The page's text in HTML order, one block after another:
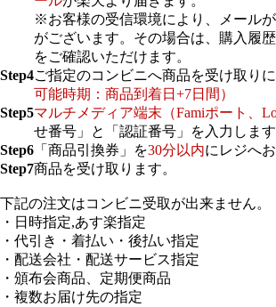
※お客様の受信環境により、メール
がございます。その場合は、購入履
をご確認いただけます。
Step4ご指定のコンビニへ商品を受け取りに
可能時期：商品到着日+7日間）
Step5マルチメディア端末（Famiポート、
せ番号」と「認証番号」を入力します
Step6 「商品引換券」を30分以内にレジへ
Step7商品を受け取ります。
下記の注文はコンビニ受取が出来ません。
・日時指定,あす楽指定
・代引き・着払い・後払い指定
・配送会社・配送サービス指定
・頒布会商品、定期便商品
・複数お届け先の指定